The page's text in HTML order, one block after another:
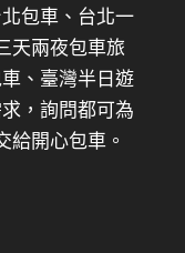
包車、台北一
天兩夜包車旅
、臺灣半日遊
，詢問都可為
給開心包車。